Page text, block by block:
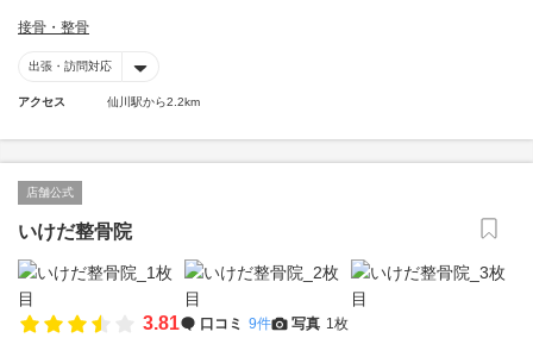
接骨・整骨
出張・訪問対応
アクセス 仙川駅から2.2km
店舗公式
いけだ整骨院
3.81 口コミ 9件 写真 1枚